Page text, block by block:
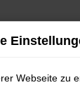
Webseite zu